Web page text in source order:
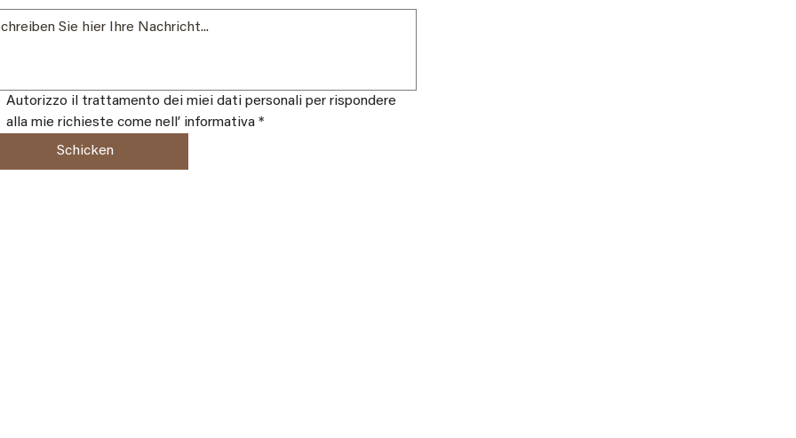
Autorizzo il trattamento dei miei dati personali per rispondere
alla mie richieste come nell’ informativa *
Schicken